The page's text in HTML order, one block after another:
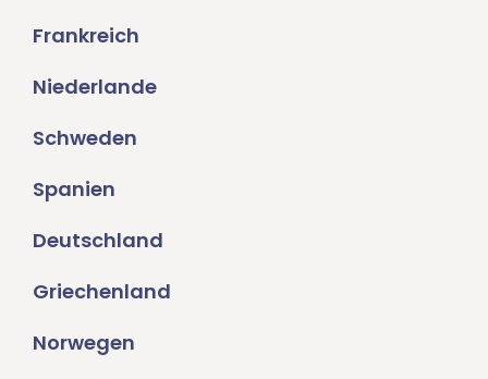
Frankreich
Niederlande
Schweden
Spanien
Deutschland
Griechenland
Norwegen